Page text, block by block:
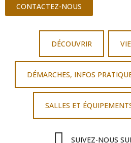
CONTACTEZ-NOUS
DÉCOUVRIR
DÉMARCHES, INFOS
SALLES ET
SUIVEZ-NOUS